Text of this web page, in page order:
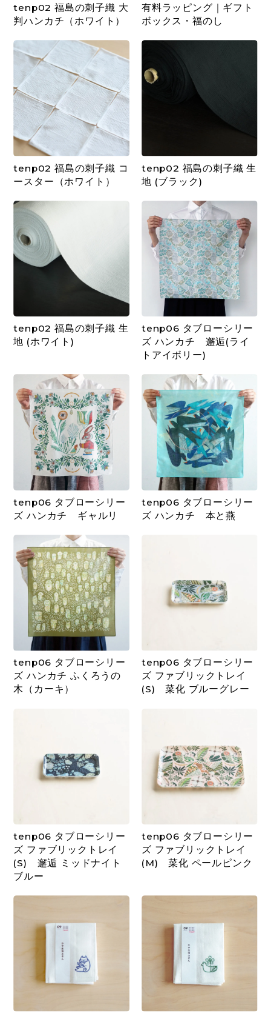
tenp02 福島の刺子織 大
判ハンカチ（ホワイト）
有料ラッピング｜ギフト
ボックス・福のし
tenp02 福島の刺子織 コ
ースター（ホワイト）
tenp02 福島の刺子織 生
地 (ブラック)
tenp02 福島の刺子織 生
地 (ホワイト)
tenp06 タブローシリー
ズ ハンカチ 邂逅(ライ
トアイボリー)
tenp06 タブローシリー
ズ ハンカチ ギャルリ
tenp06 タブローシリー
ズ ハンカチ 本と燕
tenp06 タブローシリー
ズ ハンカチ ふくろうの
木（カーキ）
tenp06 タブローシリー
ズ ファブリックトレイ
(S) 菜化 ブルーグレー
tenp06 タブローシリー
ズ ファブリックトレイ
(S) 邂逅 ミッドナイト
ブルー
tenp06 タブローシリー
ズ ファブリックトレイ
(M) 菜化 ペールピンク